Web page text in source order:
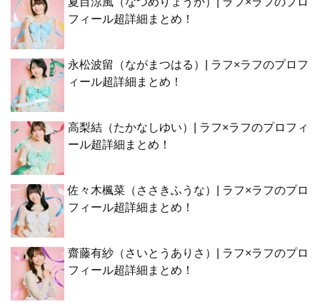
フィール超詳細まとめ！
永松波留（ながまつはる）| ラフ×ラフのプロフ
ィール超詳細まとめ！
高梨結（たかなしゆい）| ラフ×ラフのプロフィ
ール超詳細まとめ！
佐々木楓菜（ささきふうな）| ラフ×ラフのプロ
フィール超詳細まとめ！
齋藤有紗（さいとうありさ）| ラフ×ラフのプロ
フィール超詳細まとめ！